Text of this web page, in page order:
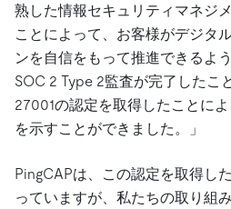
熟した情報セキュリティマネジ
ことによって、お客様がデジタ
ンを自信をもって推進できるよ
SOC 2 Type 2監査が完了したこ
27001の認定を取得したことに
を示すことができました。」
PingCAPは、この認定を取得し
っていますが、私たちの取り組